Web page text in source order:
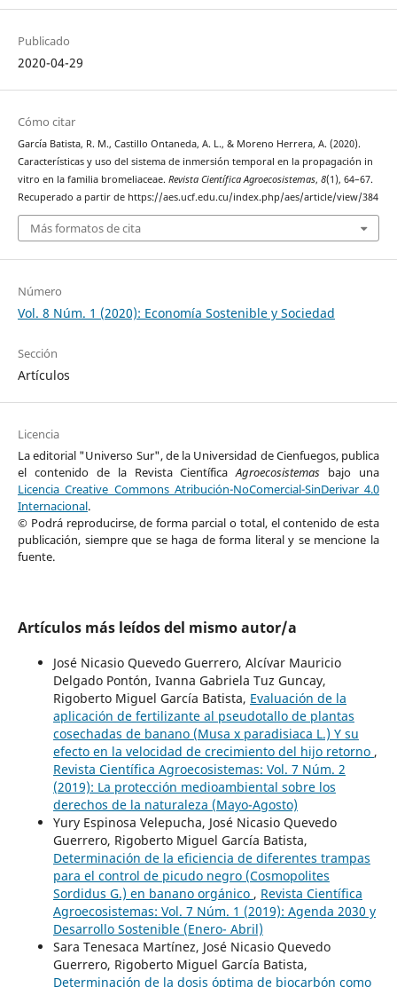
Publicado
2020-04-29
Cómo citar
García Batista, R. M., Castillo Ontaneda, A. L., & Moreno Herrera, A. (2020).
Características y uso del sistema de inmersión temporal en la propagación in
vitro en la familia bromeliaceae. Revista Científica Agroecosistemas, 8(1), 64–67.
Recuperado a partir de https://aes.ucf.edu.cu/index.php/aes/article/view/384
Más formatos de cita
Número
Vol. 8 Núm. 1 (2020): Economía Sostenible y Sociedad
Sección
Artículos
Licencia
La editorial "Universo Sur", de la Universidad de Cienfuegos, publica
el contenido de la Revista Científica Agroecosistemas bajo una
Licencia Creative Commons Atribución-NoComercial-SinDerivar 4.0
Internacional.
© Podrá reproducirse, de forma parcial o total, el contenido de esta
publicación, siempre que se haga de forma literal y se mencione la
fuente.
Artículos más leídos del mismo autor/a
José Nicasio Quevedo Guerrero, Alcívar Mauricio
Delgado Pontón, Ivanna Gabriela Tuz Guncay,
Rigoberto Miguel García Batista, Evaluación de la
aplicación de fertilizante al pseudotallo de plantas
cosechadas de banano (Musa x paradisiaca L.) Y su
efecto en la velocidad de crecimiento del hijo retorno ,
Revista Científica Agroecosistemas: Vol. 7 Núm. 2
(2019): La protección medioambiental sobre los
derechos de la naturaleza (Mayo-Agosto)
Yury Espinosa Velepucha, José Nicasio Quevedo
Guerrero, Rigoberto Miguel García Batista,
Determinación de la eficiencia de diferentes trampas
para el control de picudo negro (Cosmopolites
Sordidus G.) en banano orgánico , Revista Científica
Agroecosistemas: Vol. 7 Núm. 1 (2019): Agenda 2030 y
Desarrollo Sostenible (Enero- Abril)
Sara Tenesaca Martínez, José Nicasio Quevedo
Guerrero, Rigoberto Miguel García Batista,
Determinación de la dosis óptima de biocarbón como